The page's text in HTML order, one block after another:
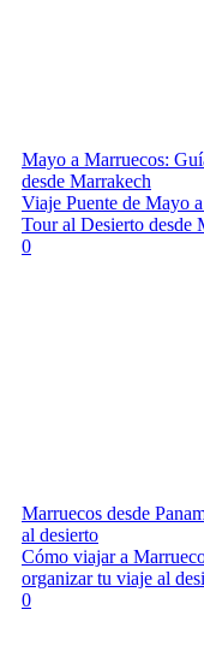
Mayo a Marruecos:
desde Marrakech
Viaje Puente de Mayo
Tour al Desierto desde
0
Marruecos desde
al desierto
Cómo viajar a
organizar tu viaje al
0